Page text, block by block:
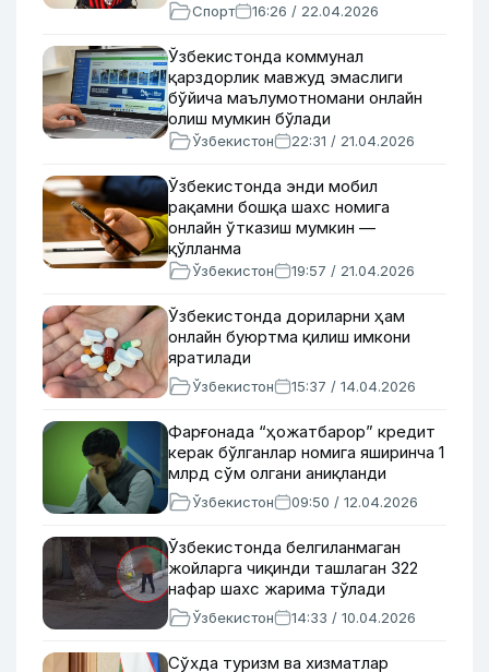
Спорт 16:26 / 22.04.2026
Ўзбекистонда коммунал
қарздорлик мавжуд эмаслиги
бўйича маълумотномани онлайн
олиш мумкин бўлади
Ўзбекистон 22:31 / 21.04.2026
Ўзбекистонда энди мобил
рақамни бошқа шахс номига
онлайн ўтказиш мумкин —
қўлланма
Ўзбекистон 19:57 / 21.04.2026
Ўзбекистонда дориларни ҳам
онлайн буюртма қилиш имкони
яратилади
Ўзбекистон 15:37 / 14.04.2026
Фарғонада “ҳожатбарор” кредит
керак бўлганлар номига яширинча 1
млрд сўм олгани аниқланди
Ўзбекистон 09:50 / 12.04.2026
Ўзбекистонда белгиланмаган
жойларга чиқинди ташлаган 322
нафар шахс жарима тўлади
Ўзбекистон 14:33 / 10.04.2026
Сўхда туризм ва хизматлар